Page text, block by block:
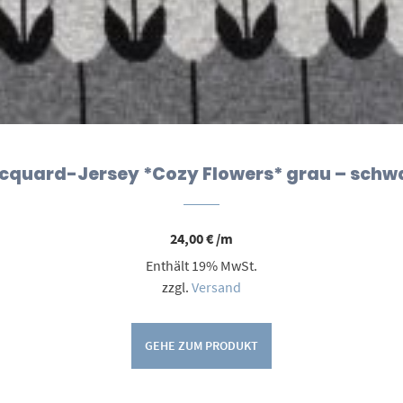
Jersey *Cozy Flowers* grau –
24,00€/m
Enthält 19% MwSt.
zzgl. Versand
GEHE ZUM PRODUKT